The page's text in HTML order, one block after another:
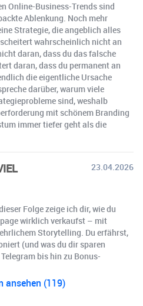
Online-Business-Trends sind
Ablenkung. Noch mehr
Strategie, die angeblich alles
wahrscheinlich nicht an
daran, dass du das falsche
daran, dass du permanent an
die eigentliche Ursache
darüber, warum viele
sind, weshalb
mit schönem Branding
immer tiefer geht als die
23.04.2026
Folge zeige ich dir, wie du
wirklich verkaufst – mit
Storytelling. Du erfährst,
(und was du dir sparen
bis hin zu Bonus-
ansehen (119)